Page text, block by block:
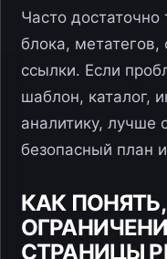
Часто достаточно
блока,
ссылки. Если
шаблон, каталог,
аналитику, лучше
безопасный план
КАК
СТРАНИЦЫ